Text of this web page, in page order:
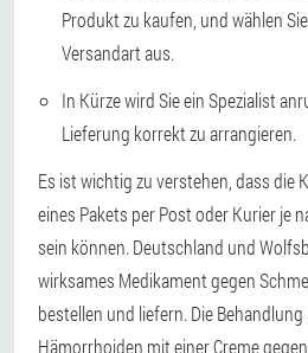
Produkt zu kaufen, und wählen
Versandart aus.
In Kürze wird Sie ein Spezialist
Lieferung korrekt zu arrangieren.
Es ist wichtig zu verstehen, dass die
eines Pakets per Post oder Kurier je
sein können. Deutschland und
wirksames Medikament gegen
bestellen und liefern. Die
Hämorrhoiden mit einer Creme